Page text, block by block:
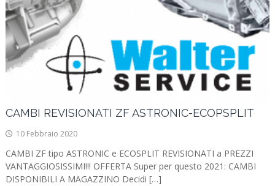
CAMBI REVISIONATI ZF ASTRONIC-ECOPSPLIT
10 Febbraio 2020
CAMBI ZF tipo ASTRONIC e ECOSPLIT REVISIONATI a PREZZI
VANTAGGIOSISSIMI!!! OFFERTA Super per questo 2021: CAMBI
DISPONIBILI A MAGAZZINO Decidi […]